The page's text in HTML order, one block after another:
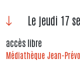
Le jeudi 17
accès libre
Médiathèque Jean-